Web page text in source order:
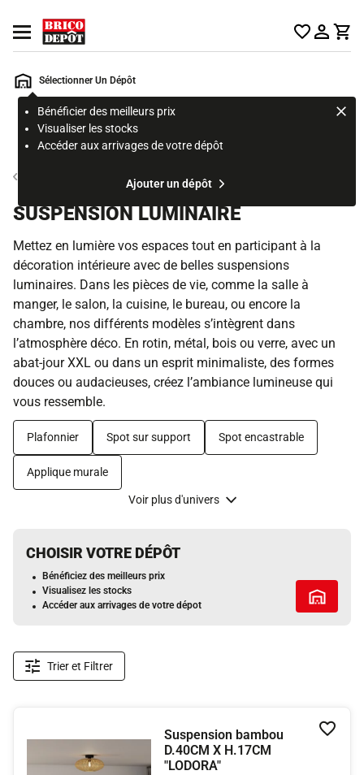
Ouvrir le menu
Sélectionner Un Dépôt
Bénéficier des meilleurs prix
Visualiser les stocks
Accéder aux arrivages de votre dépôt
Ajouter un dépôt
Rechercher
page
SUSPENSION LUMINAIRE
Mettez en lumière vos espaces tout en participant à la
décoration intérieure avec de belles suspensions
luminaires. Dans les pièces de vie, comme la salle à
manger, le salon, la cuisine, le bureau, ou encore la
chambre, nos différents modèles s’intègrent dans
l’atmosphère déco. En rotin, métal, bois ou verre, avec un
abat-jour XXL ou dans un esprit minimaliste, des formes
douces ou audacieuses, créez l’ambiance lumineuse qui
vous ressemble.
Plafonnier Spot sur support Spot encastrable
Applique murale
Voir plus d'univers
CHOISIR VOTRE DÉPÔT
Bénéficiez des meilleurs prix
Visualisez les stocks
Accéder aux arrivages de votre dépot
Tous les
Trier et Filtrer
Suspension bambou
D.40CM X H.17CM
"LODORA"